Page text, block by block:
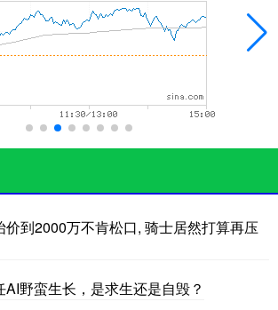
价到2000万不肯松口, 骑士居然打算再压
野蛮生长，是求生还是自毁？